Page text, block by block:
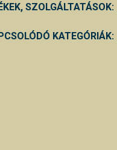
SZOLGÁLTATÁSOK:
KATEGÓRIÁK: